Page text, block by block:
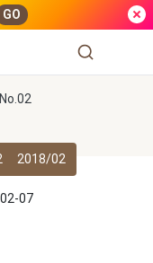
GO
2018/02
07